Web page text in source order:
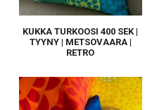
KUKKA TURKOOSI 400 SEK |
TYYNY | METSOVAARA |
RETRO